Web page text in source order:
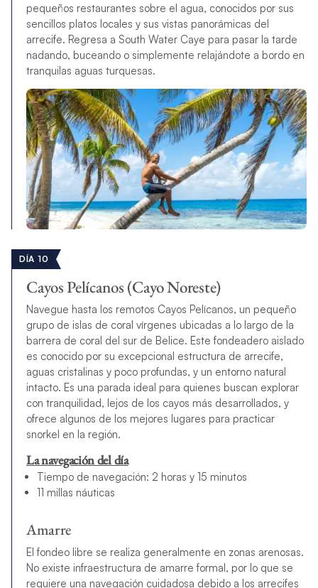
pequeños restaurantes sobre el agua, conocidos por sus
sencillos platos locales y sus vistas panorámicas del
arrecife. Regresa a South Water Caye para pasar la tarde
nadando, buceando o simplemente relajándote a bordo en
tranquilas aguas turquesas.
DÍA 10
Cayos Pelícanos (Cayo Noreste)
Navegue hasta los remotos Cayos Pelícanos, un pequeño
grupo de islas de coral vírgenes ubicadas a lo largo de la
barrera de coral del sur de Belice. Este fondeadero aislado
es conocido por su excepcional estructura de arrecife,
aguas cristalinas y poco profundas, y un entorno natural
intacto. Es una parada ideal para quienes buscan explorar
con tranquilidad, lejos de los cayos más desarrollados, y
ofrece algunos de los mejores lugares para practicar
snorkel en la región.
La navegación del día
Tiempo de navegación: 2 horas y 15 minutos
11 millas náuticas
Amarre
El fondeo libre se realiza generalmente en zonas arenosas.
No existe infraestructura de amarre formal, por lo que se
requiere una navegación cuidadosa debido a los arrecifes